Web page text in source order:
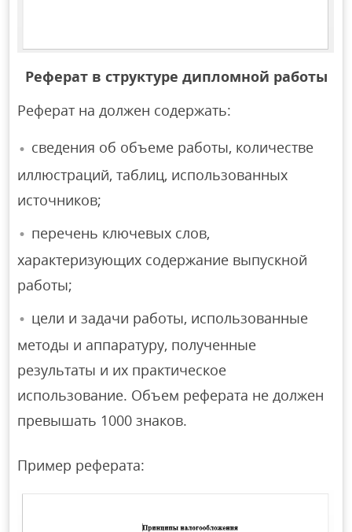
Реферат в структуре дипломной работы
Реферат на должен содержать:
сведения об объеме работы, количестве
иллюстраций, таблиц, использованных
источников;
перечень ключевых слов,
характеризующих содержание выпускной
работы;
цели и задачи работы, использованные
методы и аппаратуру, полученные
результаты и их практическое
использование. Объем реферата не должен
превышать 1000 знаков.
Пример реферата: